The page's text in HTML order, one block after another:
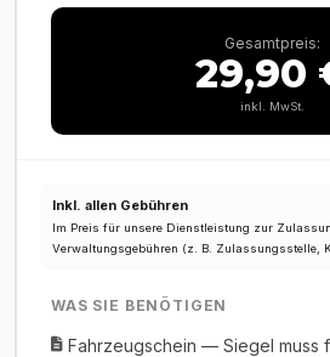
Gesamtpreis:
29,90
inkl. MwSt.
Inkl. allen Gebühren
Im Preis für unsere Dienstleistung zur
Verwaltungsgebühren (z. B. Zulassungsstelle,
WAS SIE BENÖTIGEN
Fahrzeugschein — Siegel muss